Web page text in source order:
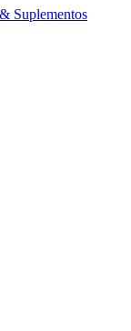
Suplementos